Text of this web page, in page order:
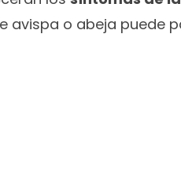
avispa o abeja puede